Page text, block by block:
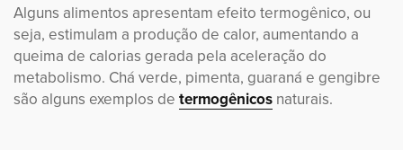
Alguns alimentos apresentam efeito termogênico, ou
seja, estimulam a produção de calor, aumentando a
queima de calorias gerada pela aceleração do
metabolismo. Chá verde, pimenta, guaraná e gengibre
são alguns exemplos de termogênicos naturais.